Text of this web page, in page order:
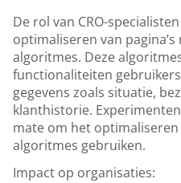
De rol van CRO-
optimaliseren van
algoritmes. Deze
functionaliteiten
gegevens zoals situatie,
klanthistorie.
mate om het
algoritmes gebruiken.
Impact op organisaties: